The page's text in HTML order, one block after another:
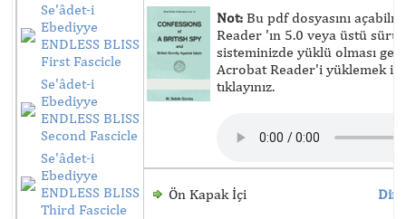
Se'âdet-i
Ebediyye
ENDLESS BLISS
First Fascicle
Se'âdet-i
Ebediyye
ENDLESS BLISS
Second Fascicle
Se'âdet-i
Ebediyye
ENDLESS BLISS
Third Fascicle
Not: Bu pdf dosyasını
Reader 'ın 5.0 veya üstü
sisteminizde yüklü olması
Acrobat Reader'i yüklemek
tıklayınız.
Ön Kapak İçi